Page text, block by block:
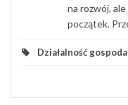
na rozwój,
początek.
Działalność